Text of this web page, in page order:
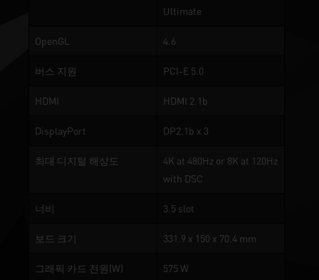
Ultimate
OpenGL 4.6
버스 지원 PCI-E 5.0
HDMI HDMI 2.1b
DisplayPort DP2.1b x 3
최대 디지털 해상도
4K at 480Hz or 8K at 120Hz
with DSC
너비 3.5 slot
보드 크기 331.9 x 150 x 70.4 mm
그래픽 카드 전원(W) 575 W